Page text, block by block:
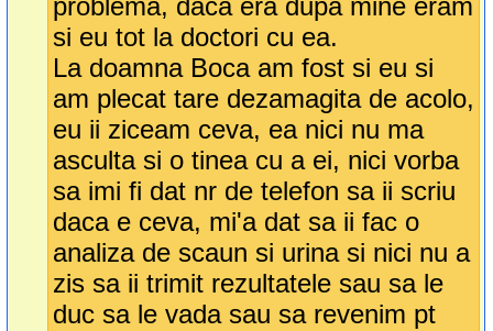
problema, daca era dupa mine eram
si eu tot la doctori cu ea.
La doamna Boca am fost si eu si
am plecat tare dezamagita de acolo,
eu ii ziceam ceva, ea nici nu ma
asculta si o tinea cu a ei, nici vorba
sa imi fi dat nr de telefon sa ii scriu
daca e ceva, mi'a dat sa ii fac o
analiza de scaun si urina si nici nu a
zis sa ii trimit rezultatele sau sa le
duc sa le vada sau sa revenim pt